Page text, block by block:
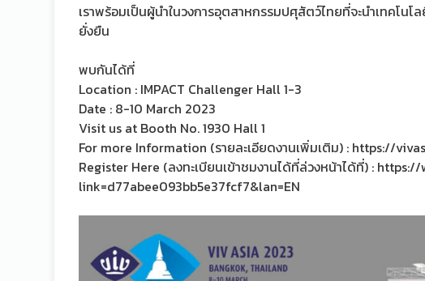
เราพร้อมเป็นผู้นำในวงการอุตสาหกรรมปศุสัตว์ไทยที่จะนำเทคโ
ยั่งยืน
พบกันได้ที่
Location : IMPACT Challenger Hall 1-3
Date : 8-10 March 2023
Visit us at Booth No. 1930 Hall 1
For more Information (รายละเอียดงานเพิ่มเติม) : https://
Register Here (ลงทะเบียนเข้าชมงานได้ที่ล่วงหน้าได้ที่) :
link=d77abee093bb5e37fcf7&lan=EN